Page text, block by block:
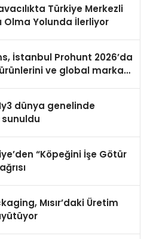
Türkiye Merkezli
Olma Yolunda İlerliyor
İstanbul Prohunt 2026’da
ve global marka
dünya genelinde
sunuldu
“Köpeğini İşe Götür
Mısır’daki Üretim